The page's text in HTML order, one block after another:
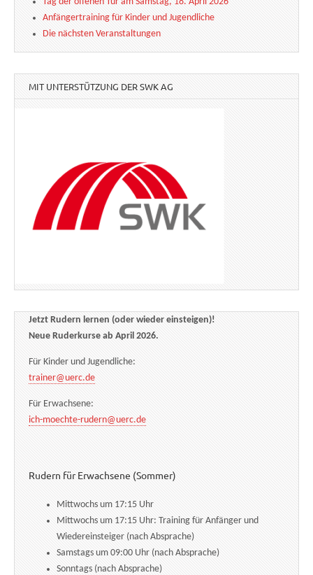
Anfängertraining für Kinder und Jugendliche
Die nächsten Veranstaltungen
MIT UNTERSTÜTZUNG DER SWK AG
Jetzt Rudern lernen (oder wieder einsteigen)!
Neue Ruderkurse ab April 2026.
Für Kinder und Jugendliche:
trainer@uerc.de
Für Erwachsene:
ich-moechte-rudern@uerc.de
Rudern für Erwachsene (Sommer)
Mittwochs um 17:15 Uhr
Mittwochs um 17:15 Uhr: Training für Anfänger und
Wiedereinsteiger (nach Absprache)
Samstags um 09:00 Uhr (nach Absprache)
Sonntags (nach Absprache)